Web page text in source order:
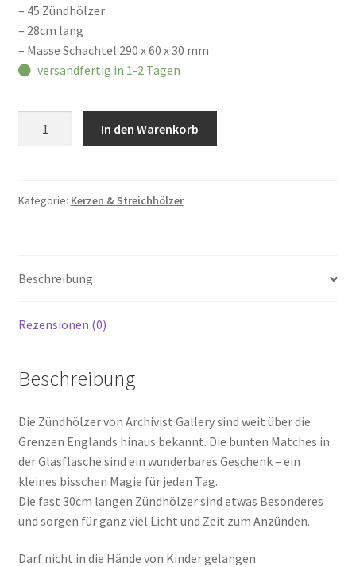
– 45 Zündhölzer
– 28cm lang
– Masse Schachtel 290 x 60 x 30 mm
versandfertig in 1-2 Tagen
Long
In den Warenkorb
Kategorie: Kerzen & Streichhölzer
Beschreibung
Rezensionen (0)
Beschreibung
Die Zündhölzer von Archivist Gallery sind weit über die
Grenzen Englands hinaus bekannt. Die bunten Matches in
der Glasflasche sind ein wunderbares Geschenk – ein
kleines bisschen Magie für jeden Tag.
Die fast 30cm langen Zündhölzer sind etwas Besonderes
und sorgen für ganz viel Licht und Zeit zum Anzünden.
Darf nicht in die Hände von Kinder gelangen